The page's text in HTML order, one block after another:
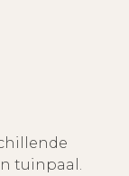
tuinpaal.